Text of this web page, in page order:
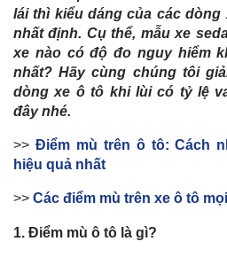
lái thì kiểu dáng của các
nhất định. Cụ thể, mẫu xe
xe nào có độ đo nguy hiểm
nhất? Hãy cùng chúng tôi
dòng xe ô tô khi lùi có tỷ lệ
đây nhé.
>> Điểm mù trên ô tô: Cách
hiệu quả nhất
>> Các điểm mù trên xe ô tô
1. Điểm mù ô tô là gì?